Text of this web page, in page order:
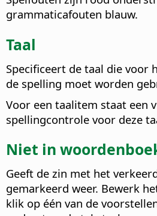
grammaticafouten blauw.
Taal
Specificeert de taal die voor
de spelling moet worden
Voor een taalitem staat een
spellingcontrole voor deze
Niet in
Geeft de zin met het
gemarkeerd weer. Bewerk
klik op één van de